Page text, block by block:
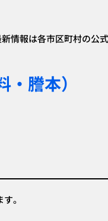
情報は各市区町村の公
謄本）
。